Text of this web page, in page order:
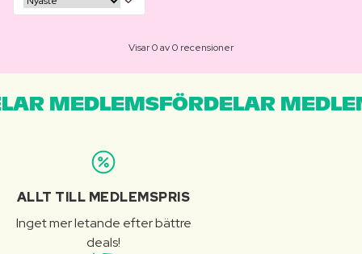
Visar 0 av 0 recensioner
MEDLEMSFÖRDELAR
ALLT TILL MEDLEMSPRIS
Inget mer letande efter bättre
deals!